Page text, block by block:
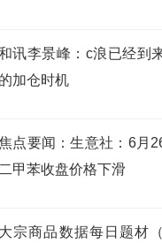
讯李景峰：c浪已经到
的加仓时机
点要闻：生意社：6月
二甲苯收盘价格下滑
大宗商品数据每日题材